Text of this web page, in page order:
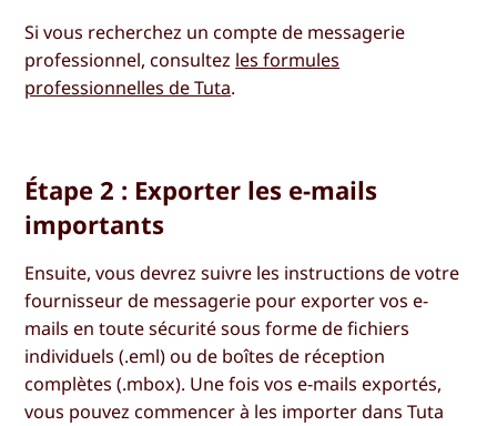
Si vous recherchez un compte de messagerie
professionnel, consultez les formules
professionnelles de Tuta.
Étape 2 : Exporter les e-mails
importants
Ensuite, vous devrez suivre les instructions de votre
fournisseur de messagerie pour exporter vos e-
mails en toute sécurité sous forme de fichiers
individuels (.eml) ou de boîtes de réception
complètes (.mbox). Une fois vos e-mails exportés,
vous pouvez commencer à les importer dans Tuta